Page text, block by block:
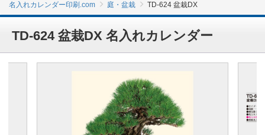
名入れカレンダー印刷.com 庭・盆栽 TD-624 盆栽DX
TD-624 盆栽DX 名入れカレンダー